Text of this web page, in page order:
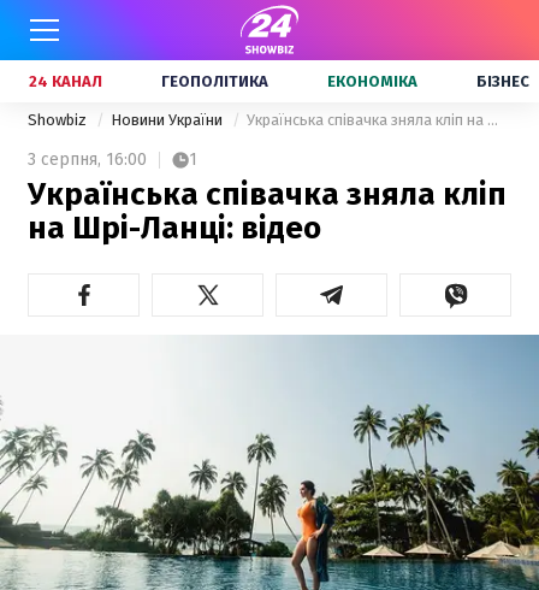
24 КАНАЛ ГЕОПОЛІТИКА ЕКОНОМІКА БІЗНЕС
Showbiz Новини України Українська співачка зняла кліп на Шрі-Ланці: відео
3 серпня, 16:00 1
Українська співачка зняла кліп
на Шрі-Ланці: відео